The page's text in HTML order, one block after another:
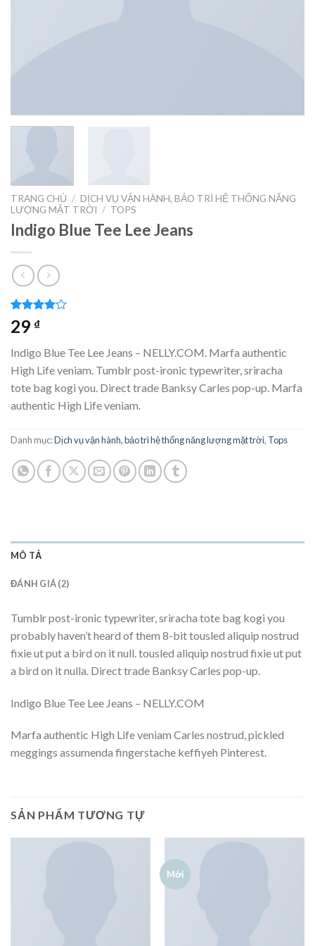
TRANG CHỦ / DỊCH VỤ VẬN HÀNH, BẢO TRÌ HỆ THỐNG NĂNG
LƯỢNG MẶT TRỜI / TOPS
Indigo Blue Tee Lee Jeans
4.00 trên
5 dựa
2
giá
29 ₫
Indigo Blue Tee Lee Jeans – NELLY.COM. Marfa authentic
High Life veniam. Tumblr post-ironic typewriter, sriracha
tote bag kogi you. Direct trade Banksy Carles pop-up. Marfa
authentic High Life veniam.
Danh mục:Dịch vụ vận hành, bảo trì hệ thống năng lượng mặt trời, Tops
MÔ TẢ
ĐÁNH GIÁ (2)
Tumblr post-ironic typewriter, sriracha tote bag kogi you
probably haven’t heard of them 8-bit tousled aliquip nostrud
fixie ut put a bird on it null. tousled aliquip nostrud fixie ut put
a bird on it nulla. Direct trade Banksy Carles pop-up.
Indigo Blue Tee Lee Jeans – NELLY.COM
Marfa authentic High Life veniam Carles nostrud, pickled
meggings assumenda fingerstache keffiyeh Pinterest.
SẢN PHẨM TƯƠNG TỰ
Mới